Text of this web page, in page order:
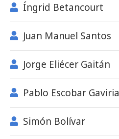
Íngrid Betancourt
Juan Manuel Santos
Jorge Eliécer Gaitán
Pablo Escobar Gaviria
Simón Bolívar